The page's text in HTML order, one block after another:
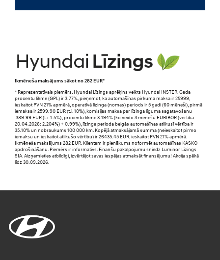
Ikmēneša maksājums sākot no 282 EUR*
* Reprezentatīvais piemērs. Hyundai Līzings aprēķins veikts Hyundai INSTER. Gada
procentu likme (GPL) ir 3.77%, pieņemot, ka automašīnas pirkuma maksa ir 25999,
ieskaitot PVN 21% apmērā, operatīvā līzinga (nomas) periods ir 5 gadi (60 mēneši), pirmā
iemaksa ir 2599.90 EUR (t.i. 10%), komisijas maksa par līzinga līguma sagatavošanu
389.99 EUR (t.i. 1.5%) , procentu likme 3.194% (ko veido 3 mēnešu EURIBOR (vērtība
20.04.2026: 2.204%) + 0.99%), līzinga perioda beigās automašīnas atlikusī vērtība ir
35.10% un nobraukums 100 000 km. Kopējā atmaksājamā summa (neieskaitot pirmo
iemaksu un ieskaitot atlikušo vērtību) ir 26435.45 EUR, ieskaitot PVN 21% apmērā.
Ikmēneša maksājums 282 EUR. Klientam ir pienākums noformēt automašīnas KASKO
apdrošināšanu. Piemērs ir informatīvs. Finanšu pakalpojumu sniedz Luminor Līzings
SIA. Aizņemieties atbildīgi, izvērtējot savas iespējas atmaksāt finansējumu! Akcija spēkā
līdz 30.09.2026.